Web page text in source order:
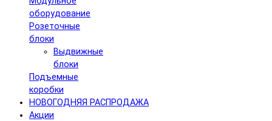
оборудование
Розеточные
блоки
Выдвижные
блоки
Подъемные
коробки
НОВОГОДНЯЯ РАСПРОДАЖА
Акции